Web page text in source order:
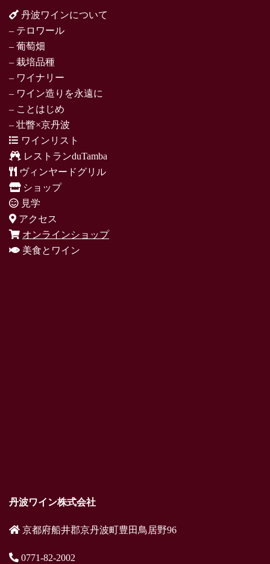
丹波ワインについて
– テロワール
– 葡萄畑
– 栽培品種
– ワイナリー
– ワイン造りを永遠に
– ことはじめ
– 壮瞥×京丹波
ワインリスト
レストランduTamba
ヴィンヤードグリル
ショップ
見学
アクセス
オンラインショップ
美食とワイン
丹波ワイン株式会社
京都府船井郡京丹波町豊田鳥居野96
0771-82-2002